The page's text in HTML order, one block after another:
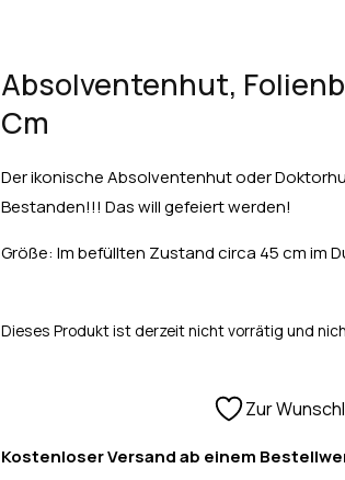
Absolventenhut,
Cm
Der ikonische Absolventenhut oder
Bestanden!!! Das will gefeiert werden!
Größe: Im befüllten Zustand circa 45 cm im
Dieses Produkt ist derzeit nicht vorrätig und
Zur
Kostenloser Versand ab einem